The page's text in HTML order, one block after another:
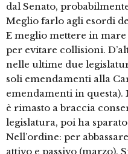
dal Senato,
Meglio farlo agli esordi
E meglio mettere in
per evitare collisioni.
nelle ultime due
soli emendamenti alla
emendamenti in
è rimasto a braccia
legislatura, poi ha
Nell’ordine: per
attivo e passivo (marzo).